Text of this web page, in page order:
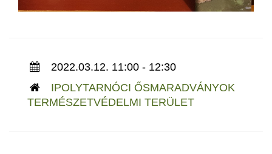
2022.03.12. 11:00 - 12:30
IPOLYTARNÓCI ŐSMARADVÁNYOK
TERMÉSZETVÉDELMI TERÜLET